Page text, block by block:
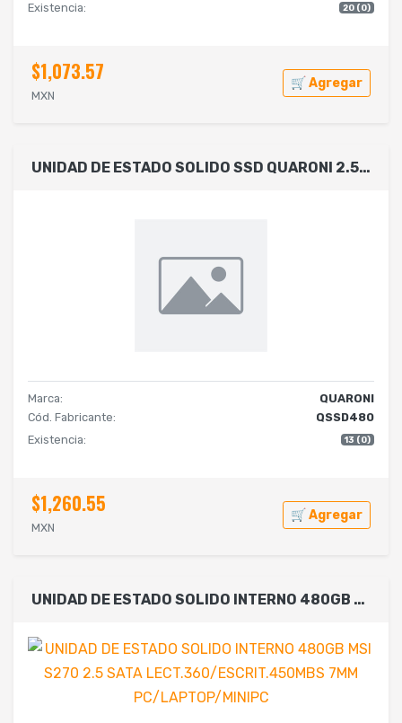
Existencia:
20 (0)
$1,073.57
MXN
🛒 Agregar
UNIDAD DE ESTADO SOLIDO SSD QUARONI 2.5 480GB SATA3 6GB/S 7MM LECT 530MB/S ESCRIT 470MB/S
Marca:
QUARONI
Cód. Fabricante:
QSSD480
Existencia:
13 (0)
$1,260.55
MXN
🛒 Agregar
UNIDAD DE ESTADO SOLIDO INTERNO 480GB MSI S270 2.5 SATA LECT.360/ESCRIT.450MBS 7MM PC/LAPTOP/MINIPC